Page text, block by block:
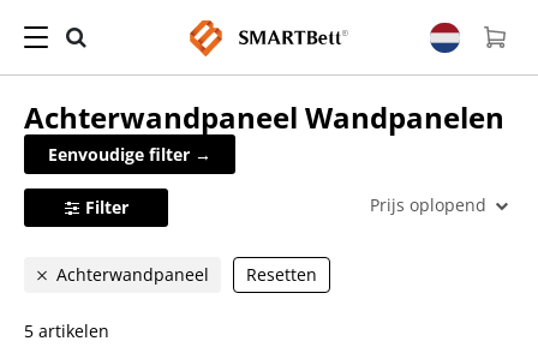
Achterwandpaneel Wandpanelen
Eenvoudige filter →
Filter Prijs oplopend
Achterwandpaneel Resetten
5 artikelen